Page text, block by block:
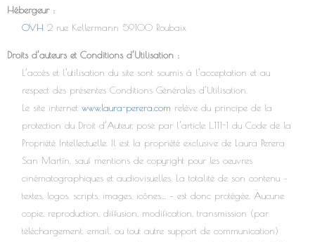
Hébergeur :
OVH 2 rue Kellermann 59100 Roubaix
Droits d’auteurs et Conditions d’Utilisation :
L’accès et l’utilisation du site sont soumis à l’acceptation et au
respect des présentes Conditions Générales d’Utilisation.
Le site internet www.laura-perera.com relève du principe de la
protection du Droit d’Auteur, posé par l’article L.111-1 du Code de la
Propriété Intellectuelle. Il est la propriété exclusive de Laura Perera
San Martín, sauf mentions de copyright pour les oeuvres
cinématographiques et audiovisuelles. La totalité de son contenu –
textes, logos, scripts, images, icônes… – est donc protégée. Aucune
copie, reproduction, diffusion, modification, transmission (par
téléchargement, email, ou tout autre support de communication)